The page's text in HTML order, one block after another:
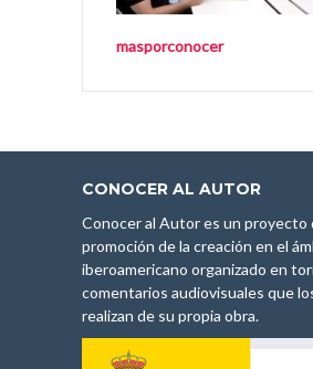
masporconocer
CONOCER AL AUTOR
Conocer al Autor es un proyecto
promoción de la creación en el
iberoamericano organizado en
comentarios audiovisuales que
realizan de su propia obra.